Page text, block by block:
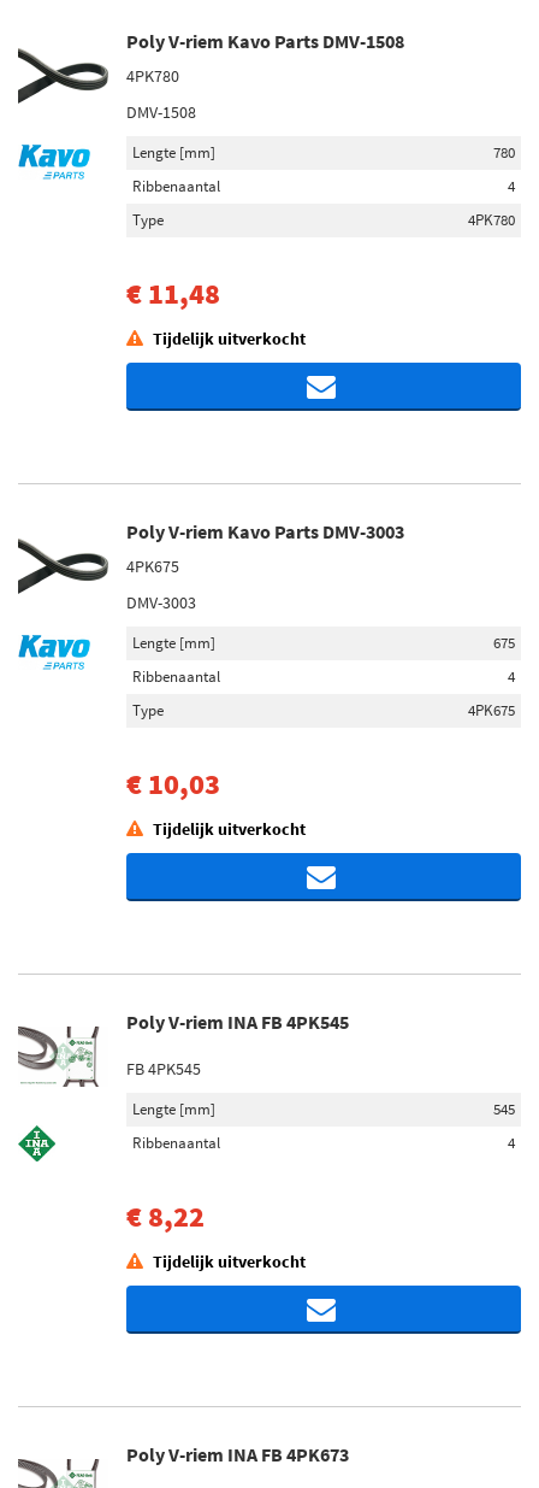
Poly V-riem Kavo Parts DMV-1508
4PK780
DMV-1508
Lengte [mm]
780
Ribbenaantal
4
Type
4PK780
€ 11,48
Tijdelijk uitverkocht
Poly V-riem Kavo Parts DMV-3003
4PK675
DMV-3003
Lengte [mm]
675
Ribbenaantal
4
Type
4PK675
€ 10,03
Tijdelijk uitverkocht
Poly V-riem INA FB 4PK545
FB 4PK545
Lengte [mm]
545
Ribbenaantal
4
€ 8,22
Tijdelijk uitverkocht
Poly V-riem INA FB 4PK673